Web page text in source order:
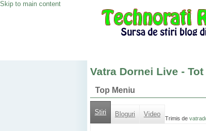
Skip to main content
Vatra Dornei Live -
Top Meniu
Stiri Bloguri Video
Trimis de